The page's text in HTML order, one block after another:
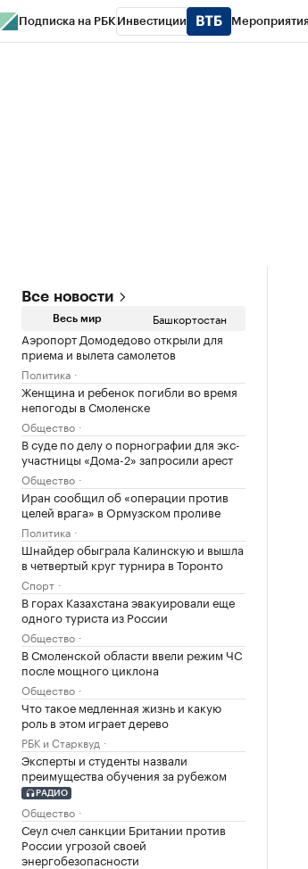
Подписка на РБК Инвестиции Мероприятия
Все новости
Весь мир Башкортостан
Аэропорт Домодедово открыли для
приема и вылета самолетов
Политика
Женщина и ребенок погибли во время
непогоды в Смоленске
Общество
В суде по делу о порнографии для экс-
участницы «Дома-2» запросили арест
Общество
Иран сообщил об «операции против
целей врага» в Ормузском проливе
Политика
Шнайдер обыграла Калинскую и вышла
в четвертый круг турнира в Торонто
Спорт
В горах Казахстана эвакуировали еще
одного туриста из России
Общество
В Смоленской области ввели режим ЧС
после мощного циклона
Общество
Что такое медленная жизнь и какую
роль в этом играет дерево
РБК и Старквуд
Эксперты и студенты назвали
преимущества обучения за рубежом
РАДИО
Общество
Сеул счел санкции Британии против
России угрозой своей
энергобезопасности